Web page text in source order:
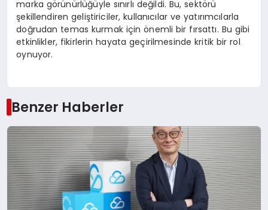
marka görünürlüğüyle sınırlı değildi. Bu, sektörü
şekillendiren geliştiriciler, kullanıcılar ve yatırımcılarla
doğrudan temas kurmak için önemli bir fırsattı. Bu gibi
etkinlikler, fikirlerin hayata geçirilmesinde kritik bir rol
oynuyor.
Benzer Haberler